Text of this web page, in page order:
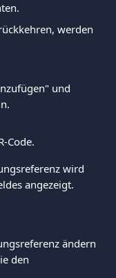
werden
und
Code.
wird
angezeigt.
ändern
den